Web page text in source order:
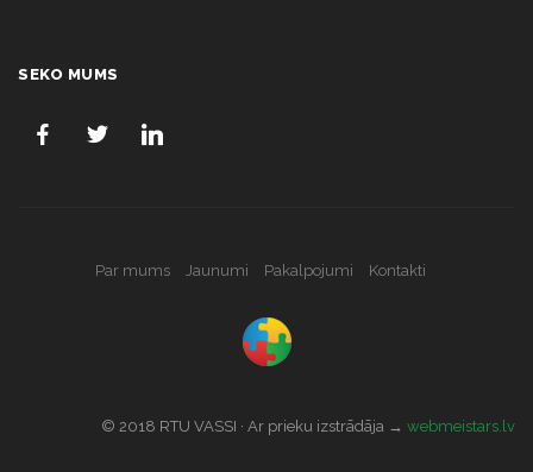
SEKO MUMS
Par mums Jaunumi Pakalpojumi Kontakti
© 2018 RTU VASSI · Ar prieku izstrādāja → webmeistars.lv